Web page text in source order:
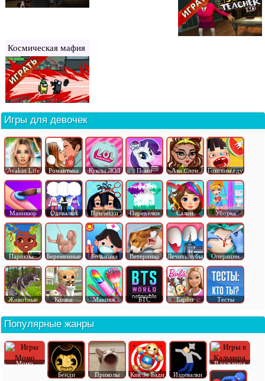
Космическая мафия
Игры для девочек
Avakin Life Романтика Куклы ЛОЛ Пони Ава Сити Готовим еду
Маникюр Одевалки Прически Переделки Салон Уборка
Парикма.. Беременные Больница Ветеринар Лечить зубы Операции
Животные Кошки Макияж БТС Барби Тесты
Популярные жанры
Момо
Бенди
Приколы Кик Зе Бади Издевалки
В кальмара